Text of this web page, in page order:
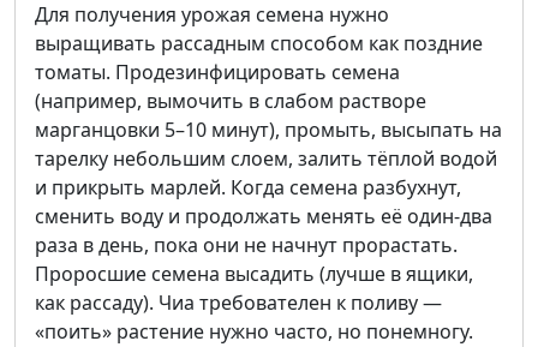
Для получения урожая семена нужно
выращивать рассадным способом как поздние
томаты. Продезинфицировать семена
(например, вымочить в слабом растворе
марганцовки 5–10 минут), промыть, высыпать на
тарелку небольшим слоем, залить тёплой водой
и прикрыть марлей. Когда семена разбухнут,
сменить воду и продолжать менять её один-два
раза в день, пока они не начнут прорастать.
Проросшие семена высадить (лучше в ящики,
как рассаду). Чиа требователен к поливу —
«поить» растение нужно часто, но понемногу.